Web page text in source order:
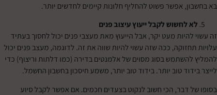
אפשר פשוט להחליף חלונות קיימים לחדשים יותר.
לחשוש לקבל ייעוץ עיצוב פנים
מעט יקר, אבל הייעוץ מאת מעצבי פנים יכול לחסוך בעתיד
ככה שזה עשוי להיות שווה את זה. לדוגמה, מעצב פנים יכול
בסוג מסוים של אלמנטים בדירה (כמו דלתות וריצוף) כדי
טוב יותר. בידוד טוב יותר, משמע חיסכון בחשבון החשמל.
דבר, הכי חשוב לנקוט בצעדים חכמים. אם אפשר לקבל סיוע